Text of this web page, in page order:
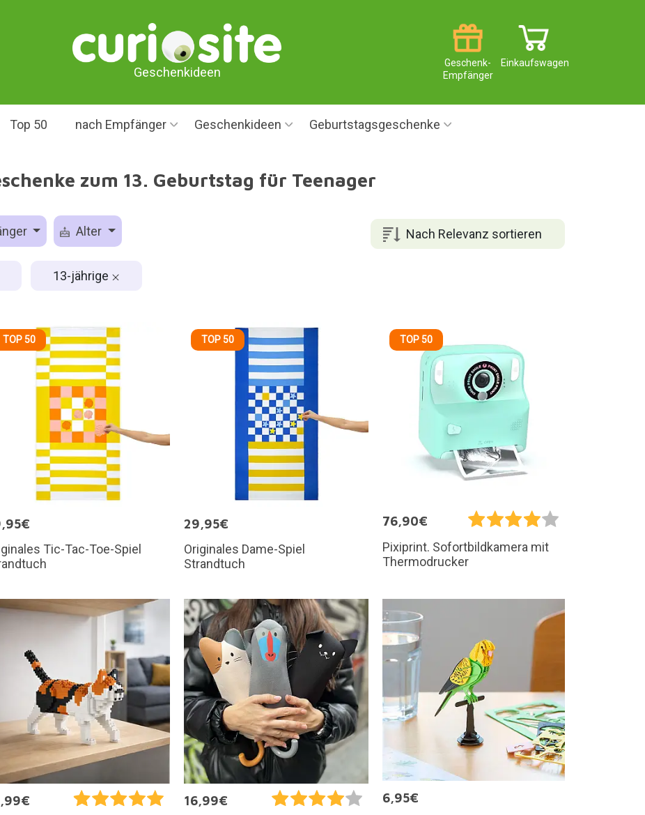
Geschenkideen
Einkaufswagen
Geschenk-
Empfänger
Top 50 nach Empfänger Geschenkideen Geburtstagsgeschenke
zum 13. Geburtstag für Teenager
Nach Relevanz sortieren
Alter
13-jährige
TOP 50
Tic-Tac-Toe-Spiel
TOP 50
29,95€
Originales Dame-Spiel
Strandtuch
TOP 50
76,90€
Pixiprint. Sofortbildkamera mit
Thermodrucker
16,99€
6,95€